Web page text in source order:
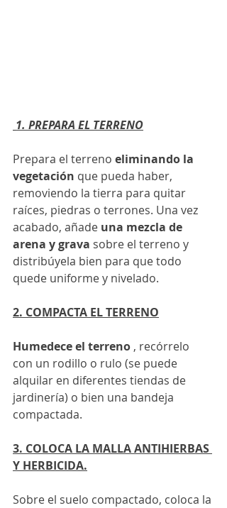
1. PREPARA EL TERRENO
Prepara el terreno eliminando la
vegetación que pueda haber,
removiendo la tierra para quitar
raíces, piedras o terrones. Una vez
acabado, añade una mezcla de
arena y grava sobre el terreno y
distribúyela bien para que todo
quede uniforme y nivelado.
2. COMPACTA EL TERRENO
Humedece el terreno , recórrelo
con un rodillo o rulo (se puede
alquilar en diferentes tiendas de
jardinería) o bien una bandeja
compactada.
3. COLOCA LA MALLA ANTIHIERBAS
Y HERBICIDA.
Sobre el suelo compactado, coloca la